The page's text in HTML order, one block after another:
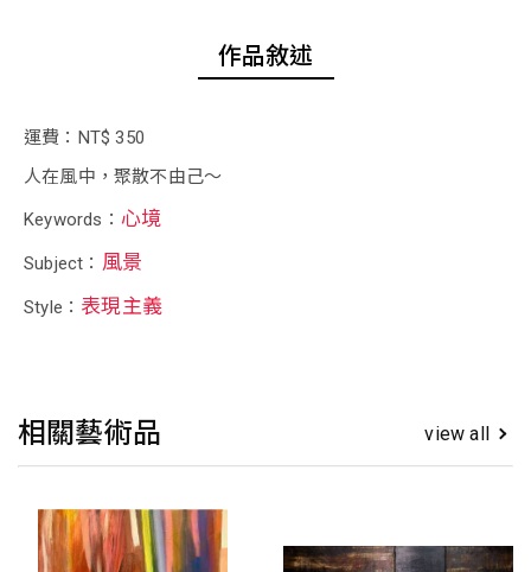
作品敘述
運費：NT$ 350
人在風中，聚散不由己～
Keywords： 心境
Subject： 風景
Style： 表現主義
相關藝術品 view all